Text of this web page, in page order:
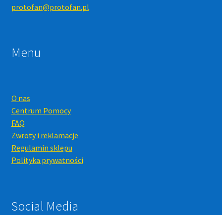
protofan@protofan.pl
Menu
O nas
Centrum Pomocy
FAQ
Zwroty i reklamacje
Regulamin sklepu
Polityka prywatności
Social Media